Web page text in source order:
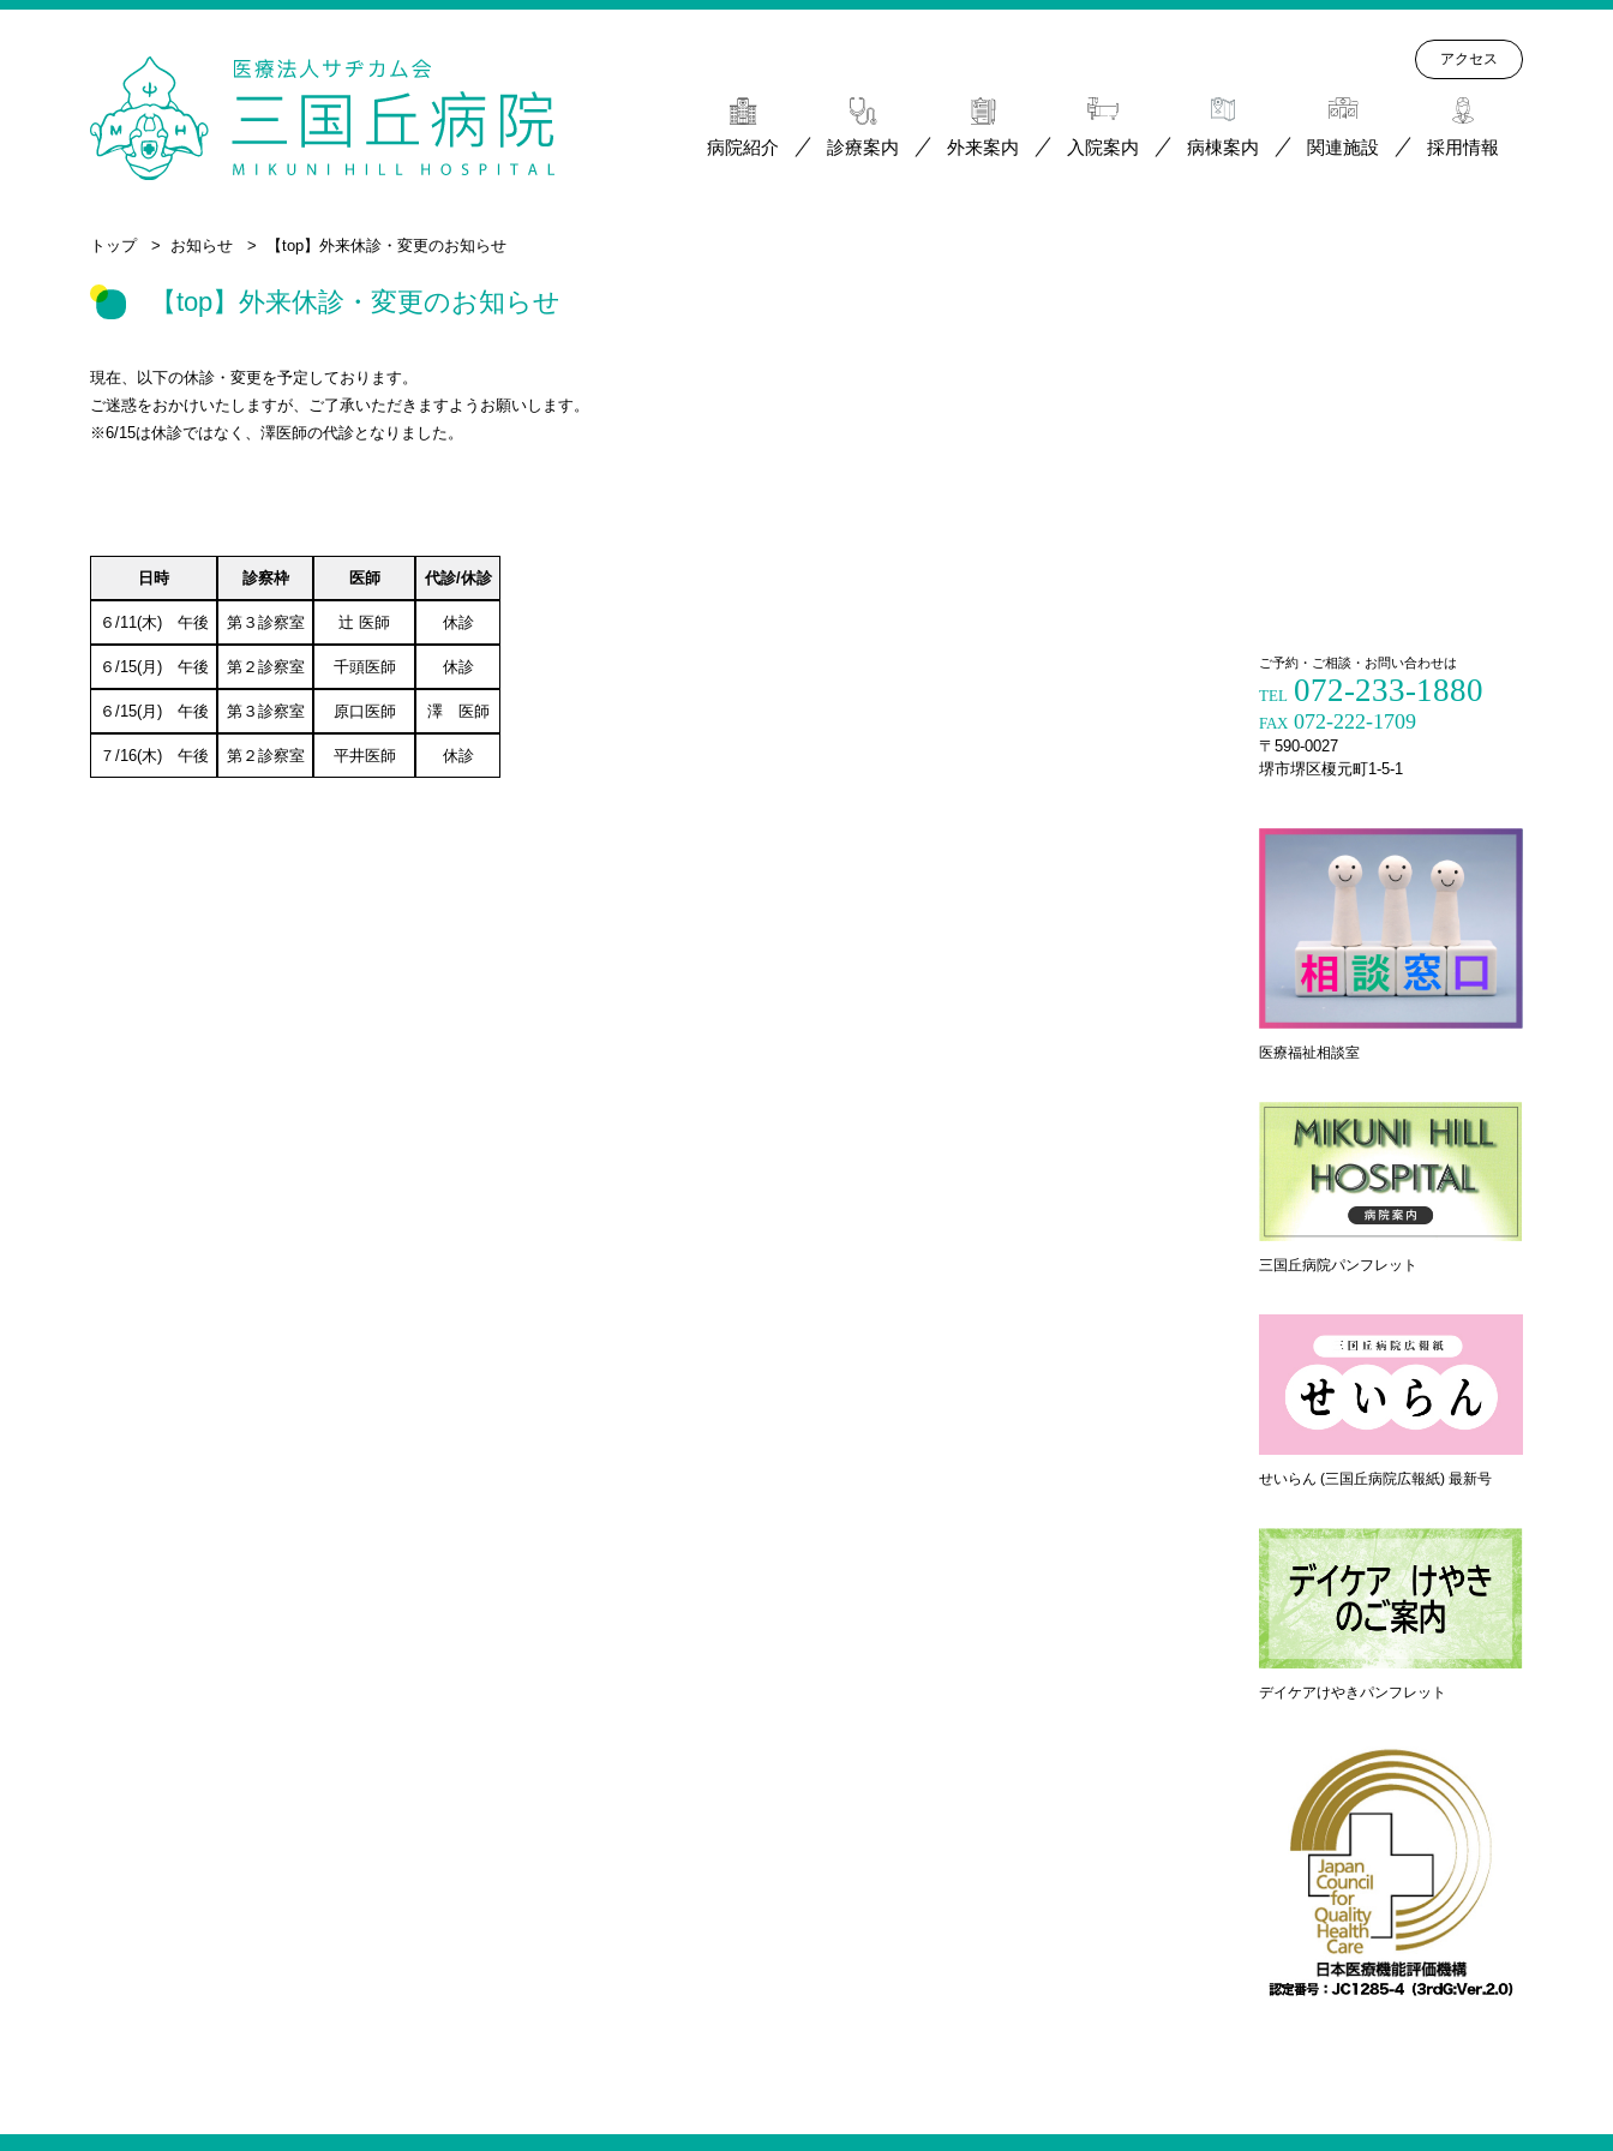
病院紹介 診療案内 外来案内 入院案内 病棟案内 関連施設 採用情報
アクセス
トップ お知らせ 【top】外来休診・変更のお知らせ
【top】外来休診・変更のお知らせ
現在、以下の休診・変更を予定しております。
ご迷惑をおかけいたしますが、ご了承いただきますようお願いします。
※6/15は休診ではなく、澤医師の代診となりました。
日時 診察枠 医師 代診/休診
６/11(木) 午後 第３診察室 辻 医師 休診
６/15(月) 午後 第２診察室 千頭医師 休診
６/15(月) 午後 第３診察室 原口医師 澤 医師
７/16(木) 午後 第２診察室 平井医師 休診
ご予約・ご相談・お問い合わせは
TEL 072-233-1880
FAX 072-222-1709
〒590-0027
堺市堺区榎元町1-5-1
医療福祉相談室
三国丘病院パンフレット
せいらん (三国丘病院広報紙) 最新号
デイケアけやきパンフレット